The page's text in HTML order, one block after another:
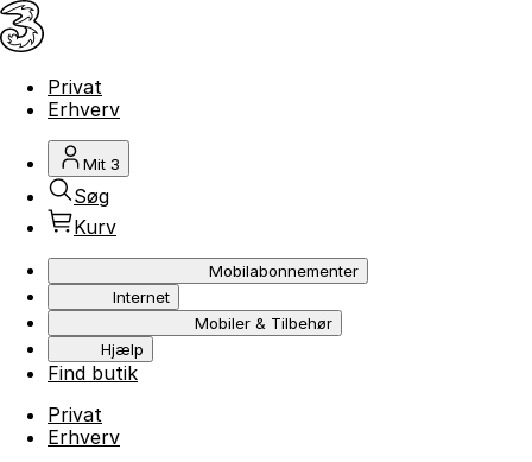
Privat
Erhverv
Mit 3
Søg
Kurv
Mobilabonnementer
Internet
Mobiler & Tilbehør
Hjælp
Find butik
Privat
Erhverv